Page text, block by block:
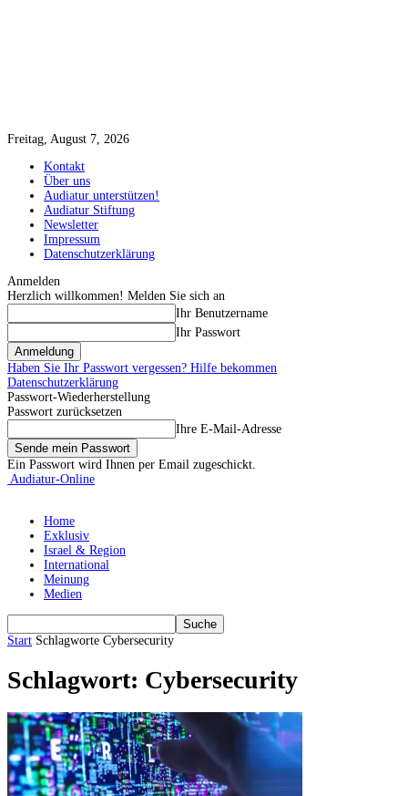
Freitag, August 7, 2026
Kontakt
Über uns
Audiatur unterstützen!
Audiatur Stiftung
Newsletter
Impressum
Datenschutzerklärung
Anmelden
Herzlich willkommen! Melden Sie sich an
Ihr Benutzername
Ihr Passwort
Haben Sie Ihr Passwort vergessen? Hilfe bekommen
Datenschutzerklärung
Passwort-Wiederherstellung
Passwort zurücksetzen
Ihre E-Mail-Adresse
Ein Passwort wird Ihnen per Email zugeschickt.
Audiatur-Online
Home
Exklusiv
Israel & Region
International
Meinung
Medien
Start Schlagworte Cybersecurity
Schlagwort: Cybersecurity